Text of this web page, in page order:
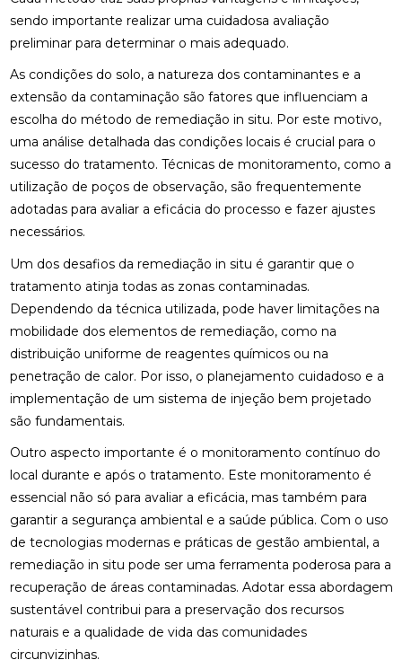
sendo importante realizar uma cuidadosa avaliação
preliminar para determinar o mais adequado.
As condições do solo, a natureza dos contaminantes e a
extensão da contaminação são fatores que influenciam a
escolha do método de remediação in situ. Por este motivo,
uma análise detalhada das condições locais é crucial para o
sucesso do tratamento. Técnicas de monitoramento, como a
utilização de poços de observação, são frequentemente
adotadas para avaliar a eficácia do processo e fazer ajustes
necessários.
Um dos desafios da remediação in situ é garantir que o
tratamento atinja todas as zonas contaminadas.
Dependendo da técnica utilizada, pode haver limitações na
mobilidade dos elementos de remediação, como na
distribuição uniforme de reagentes químicos ou na
penetração de calor. Por isso, o planejamento cuidadoso e a
implementação de um sistema de injeção bem projetado
são fundamentais.
Outro aspecto importante é o monitoramento contínuo do
local durante e após o tratamento. Este monitoramento é
essencial não só para avaliar a eficácia, mas também para
garantir a segurança ambiental e a saúde pública. Com o uso
de tecnologias modernas e práticas de gestão ambiental, a
remediação in situ pode ser uma ferramenta poderosa para a
recuperação de áreas contaminadas. Adotar essa abordagem
sustentável contribui para a preservação dos recursos
naturais e a qualidade de vida das comunidades
circunvizinhas.